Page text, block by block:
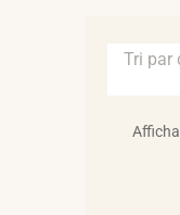
Tri par